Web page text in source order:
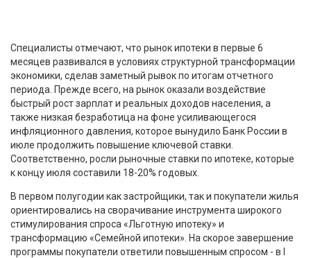
Специалисты отмечают, что рынок ипотеки в первые 6
месяцев развивался в условиях структурной трансформации
экономики, сделав заметный рывок по итогам отчетного
периода. Прежде всего, на рынок оказали воздействие
быстрый рост зарплат и реальных доходов населения, а
также низкая безработица на фоне усиливающегося
инфляционного давления, которое вынудило Банк России в
июле продолжить повышение ключевой ставки.
Соответственно, росли рыночные ставки по ипотеке, которые
к концу июля составили 18-20% годовых.
В первом полугодии как застройщики, так и покупатели жилья
ориентировались на сворачивание инструмента широкого
стимулирования спроса «Льготную ипотеку» и
трансформацию «Семейной ипотеки». На скорое завершение
программы покупатели ответили повышенным спросом - в I